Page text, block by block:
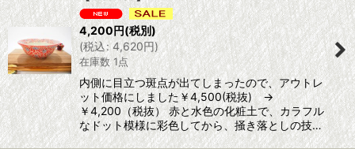
4,200円(税別)
(税込: 4,620円)
在庫数 1点
内側に目立つ斑点が出てしまったので、アウトレ
ット価格にしました￥4,500(税抜) →
￥4,200（税抜） 赤と水色の化粧土で、カラフル
なドット模様に彩色してから、掻き落としの技…